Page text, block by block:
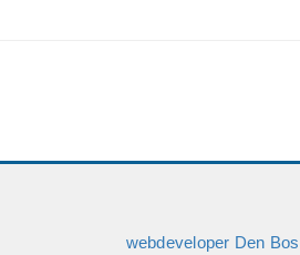
webdeveloper Den